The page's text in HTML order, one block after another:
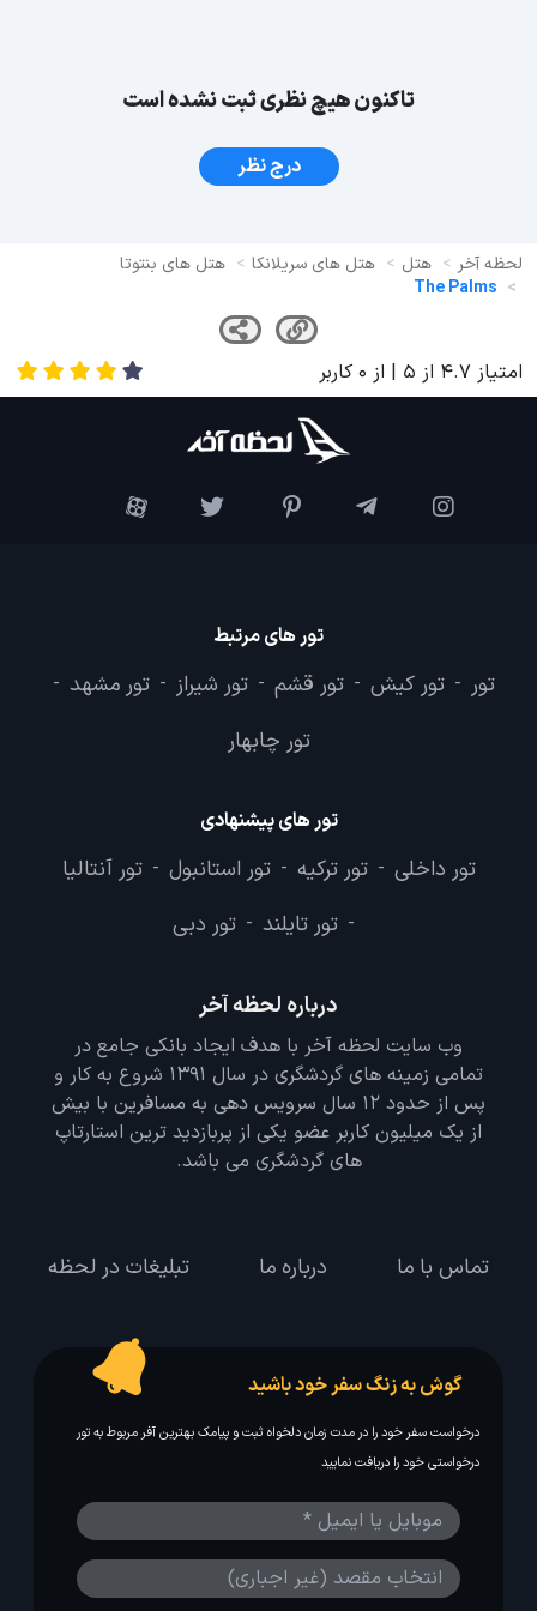
تاکنون هیچ نظری ثبت نشده است
درج نظر
لحظه آخر هتل هتل های سریلانکا
هتل های بنتوتا
The Palms
امتیاز 4.7 از 5 | از 0 کاربر
تور های مرتبط
تور - تور کیش - تور قشم - تور شیراز - تور مشهد -
تور چابهار
تور های پیشنهادی
تور داخلی - تور ترکیه - تور استانبول - تور آنتالیا
- تور تایلند - تور دبی
درباره لحظه آخر
وب سایت لحظه آخر با هدف ایجاد بانکی جامع در
تمامی زمینه های گردشگری در سال 1391 شروع به کار و
پس از حدود 12 سال سرویس دهی به مسافرین با بیش
از یک میلیون کاربر عضو یکی از پربازدید ترین استارتاپ
های گردشگری می باشد.
تماس با ما درباره ما تبلیغات در لحظه
گوش به زنگ سفر خود باشید
درخواست سفر خود را در مدت زمان دلخواه ثبت و پیامک بهترین آفر مربوط به تور
درخواستی خود را دریافت نمایید